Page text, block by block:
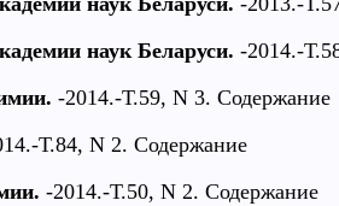
наук Беларуси. -2014.-
-2014.-Т.59, N 3. Содержание
Т.84, N 2. Содержание
-2014.-Т.50, N 2. Содержание